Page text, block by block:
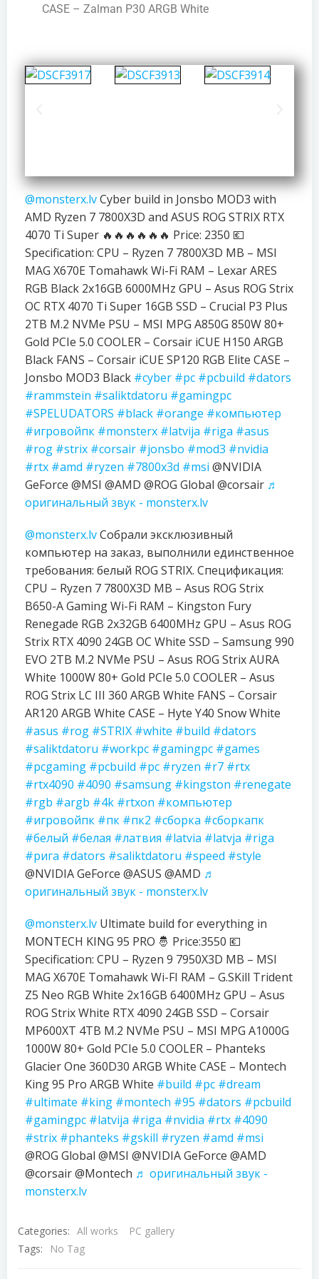
CASE – Zalman P30 ARGB White
@monsterx.lvCyber build in Jonsbo MOD3 with
AMD Ryzen 7 7800X3D and ASUS ROG STRIX RTX
4070 Ti Super 🔥🔥🔥🔥🔥🔥 Price: 2350 💶
Specification: CPU – Ryzen 7 7800X3D MB – MSI
MAG X670E Tomahawk Wi-Fi RAM – Lexar ARES
RGB Black 2x16GB 6000MHz GPU – Asus ROG Strix
OC RTX 4070 Ti Super 16GB SSD – Crucial P3 Plus
2TB M.2 NVMe PSU – MSI MPG A850G 850W 80+
Gold PCIe 5.0 COOLER – Corsair iCUE H150 ARGB
Black FANS – Corsair iCUE SP120 RGB Elite CASE –
Jonsbo MOD3 Black #cyber #pc #pcbuild #dators
#rammstein #saliktdatoru #gamingpc
#SPELUDATORS #black #orange #компьютер
#игровойпк #monsterx #latvija #riga #asus
#rog #strix #corsair #jonsbo #mod3 #nvidia
#rtx #amd #ryzen #7800x3d #msi @NVIDIA
GeForce @MSI @AMD @ROG Global @corsair ♬
оригинальный звук - monsterx.lv
@monsterx.lvСобрали эксклюзивный
компьютер на заказ, выполнили единственное
требования: белый ROG STRIX. Спецификация:
CPU – Ryzen 7 7800X3D MB – Asus ROG Strix
B650-A Gaming Wi-Fi RAM – Kingston Fury
Renegade RGB 2x32GB 6400MHz GPU – Asus ROG
Strix RTX 4090 24GB OC White SSD – Samsung 990
EVO 2TB M.2 NVMe PSU – Asus ROG Strix AURA
White 1000W 80+ Gold PCIe 5.0 COOLER – Asus
ROG Strix LC III 360 ARGB White FANS – Corsair
AR120 ARGB White CASE – Hyte Y40 Snow White
#asus #rog #STRIX #white #build #dators
#saliktdatoru #workpc #gamingpc #games
#pcgaming #pcbuild #pc #ryzen #r7 #rtx
#rtx4090 #4090 #samsung #kingston #renegate
#rgb #argb #4k #rtxon #компьютер
#игровойпк #пк #пк2 #сборка #сборкапк
#белый #белая #латвия #latvia #latvja #riga
#рига #dators #saliktdatoru #speed #style
@NVIDIA GeForce @ASUS @AMD ♬
оригинальный звук - monsterx.lv
@monsterx.lv Ultimate build for everything in
MONTECH KING 95 PRO 🤴 Price:3550 💶
Specification: CPU – Ryzen 9 7950X3D MB – MSI
MAG X670E Tomahawk Wi-FI RAM – G.SKill Trident
Z5 Neo RGB White 2x16GB 6400MHz GPU – Asus
ROG Strix White RTX 4090 24GB SSD – Corsair
MP600XT 4TB M.2 NVMe PSU – MSI MPG A1000G
1000W 80+ Gold PCIe 5.0 COOLER – Phanteks
Glacier One 360D30 ARGB White CASE – Montech
King 95 Pro ARGB White #build #pc #dream
#ultimate #king #montech #95 #dators #pcbuild
#gamingpc #latvija #riga #nvidia #rtx #4090
#strix #phanteks #gskill #ryzen #amd #msi
@ROG Global @MSI @NVIDIA GeForce @AMD
@corsair @Montech ♬ оригинальный звук -
monsterx.lv
Categories: All works
PC gallery
Tags:
No Tag